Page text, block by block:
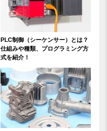
PLC制御（シーケンサー）とは？
仕組みや種類、プログラミング方
式を紹介！